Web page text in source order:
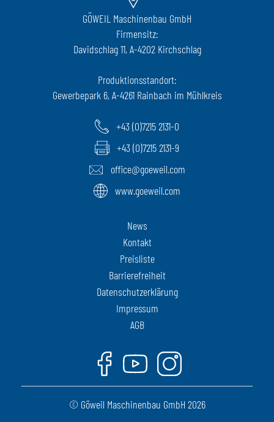
GÖWEIL Maschinenbau GmbH
Firmensitz:
Davidschlag 11, A-4202 Kirchschlag
Produktionsstandort:
Gewerbepark 6, A-4261 Rainbach im Mühlkreis
+43 (0)7215 2131-0
+43 (0)7215 2131-9
office@goeweil.com
www.goeweil.com
News
Kontakt
Preisliste
Barrierefreiheit
Datenschutzerklärung
Impressum
AGB
Facebook
YoutubeInstagram
© Göweil Maschinenbau GmbH 2026